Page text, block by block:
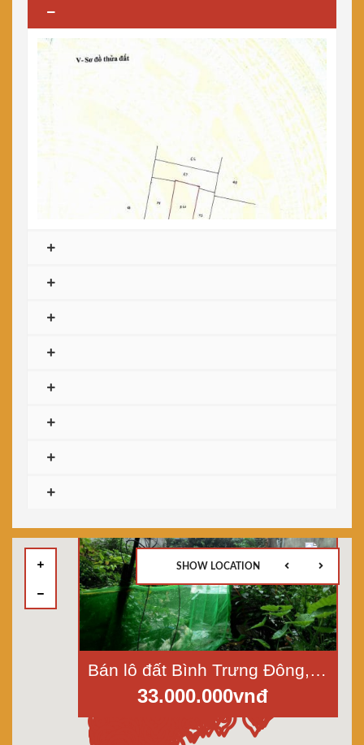
Bán lô đất Bình Trưng Đông, Quận 2, 130m2, giá 33tr/1m2
33.000.000vnđ
SHOW LOCATION